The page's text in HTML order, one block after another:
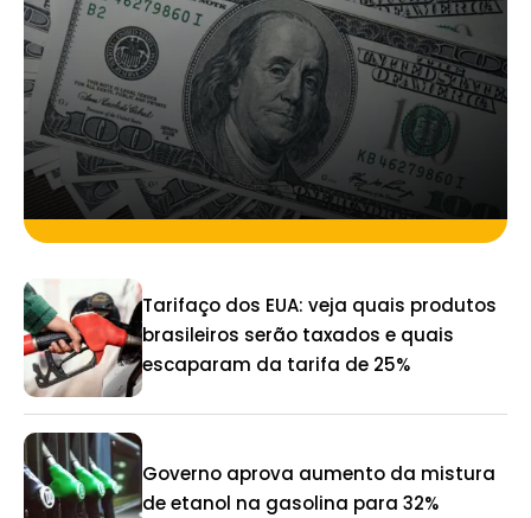
Tarifaço dos EUA: veja quais produtos
brasileiros serão taxados e quais
escaparam da tarifa de 25%
Governo aprova aumento da mistura
de etanol na gasolina para 32%